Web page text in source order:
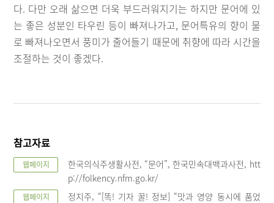
다. 다만 오래 삶으면 더욱 부드러워지기는 하지만 문어에 있
는 좋은 성분인 타우린 등이 빠져나가고, 문어특유의 향이 물
로 빠져나오면서 풍미가 줄어들기 때문에 취향에 따라 시간을
조절하는 것이 좋겠다.
참고자료
웹페이지
한국의식주생활사전, “문어”, 한국민속대백과사전, htt
p://folkency.nfm.go.kr/
웹페이지
정지주, “[똑! 기자 꿀! 정보] “맛과 영양 동시에 품었